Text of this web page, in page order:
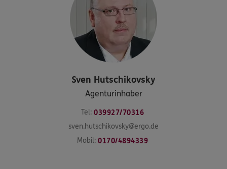
Sven Hutschikovsky
Agenturinhaber
Tel: 039927/70316
sven.hutschikovsky@ergo.de
Mobil: 0170/4894339